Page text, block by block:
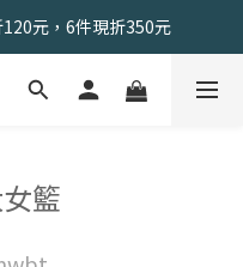
元，6件現折350元
元，6件現折350元
件$1388，8件$1888
元，6件現折350元
籃